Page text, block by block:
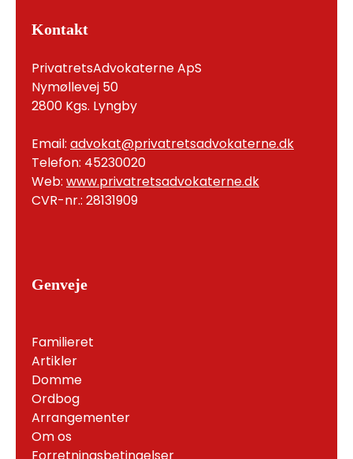
Kontakt
PrivatretsAdvokaterne ApS
Nymøllevej 50
2800 Kgs. Lyngby
Email: advokat@privatretsadvokaterne.dk
Telefon: 45230020
Web: www.privatretsadvokaterne.dk
CVR-nr.: 28131909
Genveje
Familieret
Artikler
Domme
Ordbog
Arrangementer
Om os